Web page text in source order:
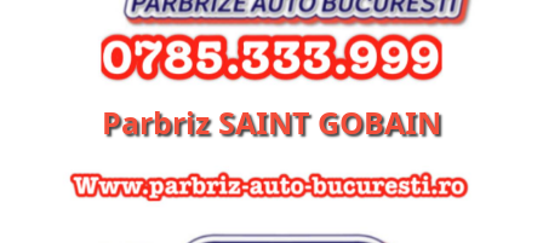
Parbriz SAINT GOBAIN